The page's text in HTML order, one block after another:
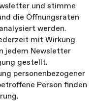
und stimme
die Öffnungsraten
werden.
mit Wirkung
jedem Newsletter
gestellt.
personenbezogener
Person finden